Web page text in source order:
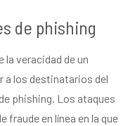
de phishing
la veracidad de un
a los destinatarios del
phishing. Los ataques
fraude en línea en la que